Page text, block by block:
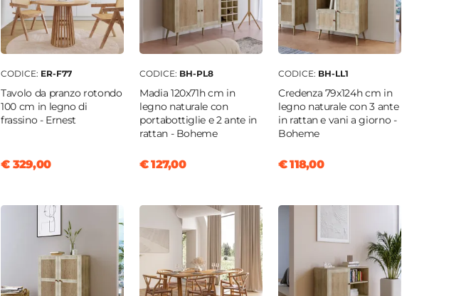
CODICE: ER-F77
Tavolo da pranzo rotondo
100 cm in legno di
frassino - Ernest
€ 329,00
CODICE: BH-PL8
Madia 120x71h cm in
legno naturale con
portabottiglie e 2 ante in
rattan - Boheme
€ 127,00
CODICE: BH-LL1
Credenza 79x124h cm in
legno naturale con 3 ante
in rattan e vani a giorno -
Boheme
€ 118,00